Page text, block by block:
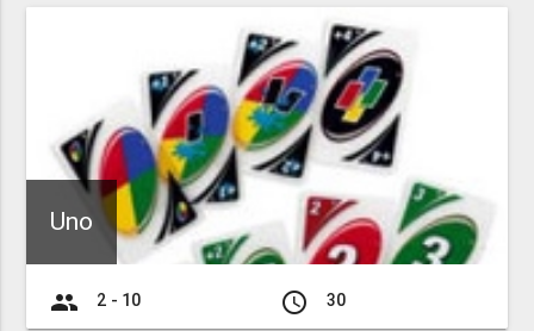
Uno
group 2 - 10 access_time 30